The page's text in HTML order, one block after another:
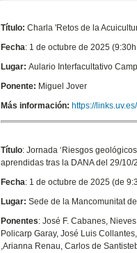
Título:Charla 'Retos de la
Fecha: 1 de octubre de 2025
Lugar:Aulario Interfacultativo
Ponente: Miguel Jover
Más información: https://
Título: Jornada ‘Riesgos
aprendidas tras la DANA del 29/10/
Fecha: 1 de octubre de 2025 (de
Lugar:Sede de la Mancomunitat
Ponentes: José F. Cabanes,
Policarp Garay, José Luis
,Arianna Renau, Carlos de